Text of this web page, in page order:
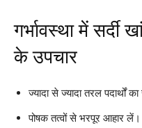
गर्भावस्था में सर्दी
के उपचार
ज्यादा से ज्यादा तरल पदार्थों
पोषक तत्वों से भरपूर आहार लें।